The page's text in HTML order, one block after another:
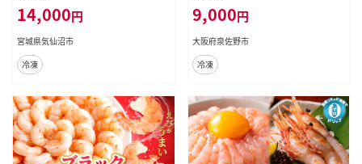
バラ凍結 剥きえび むき海老 魚介 エ
ビ 海老 小分け むき身
14,000円
宮城県気仙沼市
冷凍
9,000円
大阪府泉佐野市
冷凍